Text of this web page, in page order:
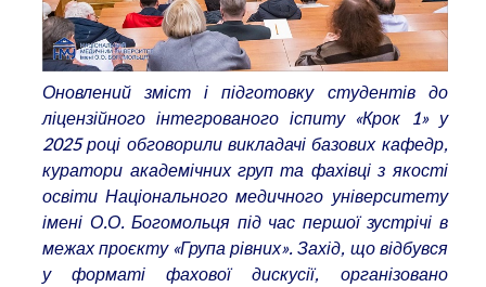
Оновлений зміст і підготовку студентів до
ліцензійного інтегрованого іспиту «Крок 1» у
2025 році обговорили викладачі базових кафедр,
куратори академічних груп та фахівці з якості
освіти Національного медичного університету
імені О.О. Богомольця під час першої зустрічі в
межах проєкту «Група рівних». Захід, що відбувся
у форматі фахової дискусії, організовано